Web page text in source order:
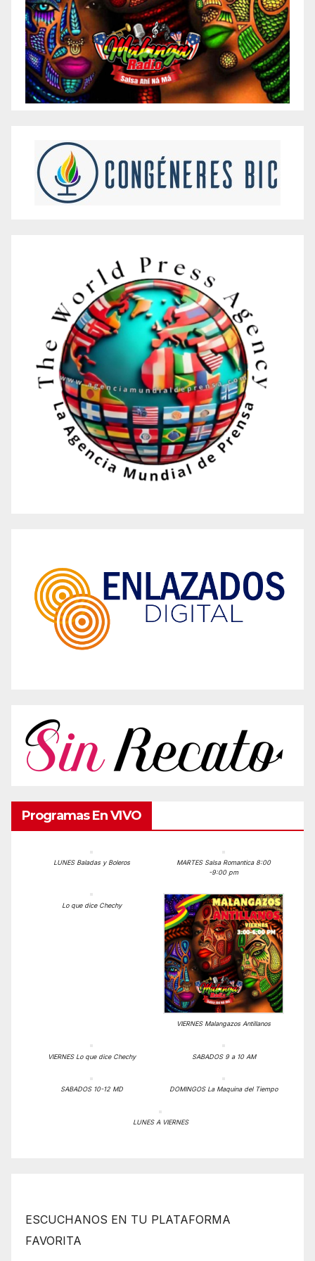
Programas En VIVO
LUNES Baladas y Boleros
MARTES Salsa Romantica 8:00
-9:00 pm
Lo que dice Chechy
VIERNES Malangazos Antillanos
VIERNES Lo que dice Chechy SABADOS 9 a 10 AM
SABADOS 10-12 MD DOMINGOS La Maquina del Tiempo
LUNES A VIERNES
ESCUCHANOS EN TU PLATAFORMA
FAVORITA